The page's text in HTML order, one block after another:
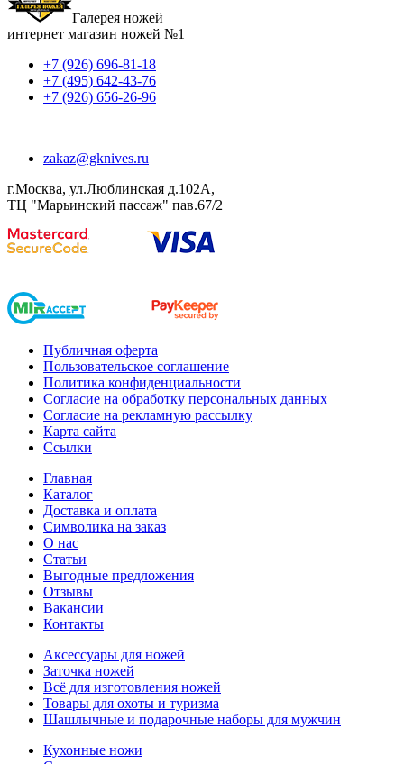
Галерея ножей
интернет магазин ножей №1
+7 (926) 696-81-18
+7 (495) 642-43-76
+7 (926) 656-26-96
zakaz@gknives.ru
г.Москва, ул.Люблинская д.102А,
ТЦ "Марьинский пассаж" пав.67/2
Публичная оферта
Пользовательское соглашение
Политика конфиденциальности
Согласие на обработку персональных данных
Согласие на рекламную рассылку
Карта сайта
Ссылки
Главная
Каталог
Доставка и оплата
Символика на заказ
О нас
Статьи
Выгодные предложения
Отзывы
Вакансии
Контакты
Аксессуары для ножей
Заточка ножей
Всё для изготовления ножей
Товары для охоты и туризма
Шашлычные и подарочные наборы для мужчин
Кухонные ножи